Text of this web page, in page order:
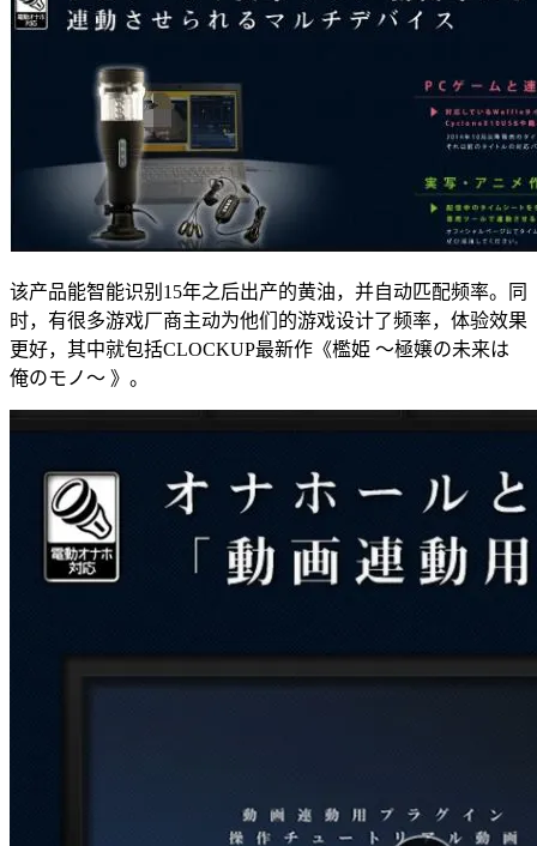
该产品能智能识别15年之后出产的黄油，并自动匹配频率。同
时，有很多游戏厂商主动为他们的游戏设计了频率，体验效果
更好，其中就包括CLOCKUP最新作《檻姫 〜極嬢の未来は
俺のモノ〜 》。